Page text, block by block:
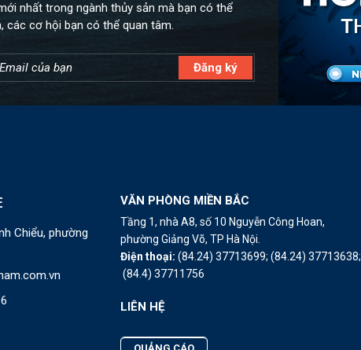
nhất trong ngành thủy sản mà bạn có thể
các cơ hội bạn có thể quan tâm.
Chiểu, phường
VĂN PHÒNG MIỀN BẮC
Tầng 1, nhà A8, số 10 Nguyễn Công Hoan,
phường Giảng Võ, TP Hà Nội.
Điện thoại:(84.24) 37713699;(84.24) 37713638;
(84.4) 37711756
LIÊN HỆ